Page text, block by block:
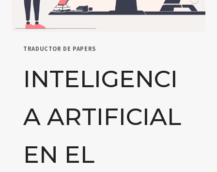
TRADUCTOR DE PAPERS
INTELIGENCI
A ARTIFICIAL
EN EL